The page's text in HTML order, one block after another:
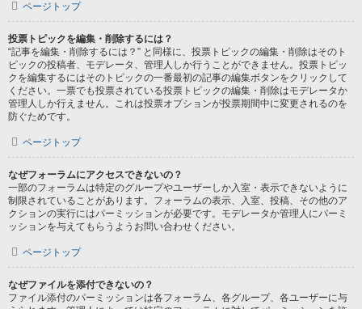
ページトップ
投票トピックを編集・削除するには？
“記事を編集・削除するには？” と同様に、投票トピックの編集・削除はそのト
ピックの投稿者、モデレータ、管理人しか行うことができません。投票トピッ
クを編集するにはそのトピックの一番最初の記事の編集ボタンをクリックして
ください。一票でも投票されている投票トピックの編集・削除はモデレータか
管理人しか行えません。これは投票オプションが投票期間中に変更されるのを
防ぐためです。
ページトップ
なぜフォーラムにアクセスできないの？
一部のフォーラムは特定のグループやユーザーしか入室・表示できないように
制限されていることがあります。フォーラムの表示、入室、投稿、その他のア
クションの実行にはパーミッションが必要です。モデレータか管理人にパーミ
ッションを与えてもらうようお問い合わせください。
ページトップ
なぜファイルを添付できないの？
ファイル添付のパーミッションは各フォーラム、各グループ、各ユーザーに与